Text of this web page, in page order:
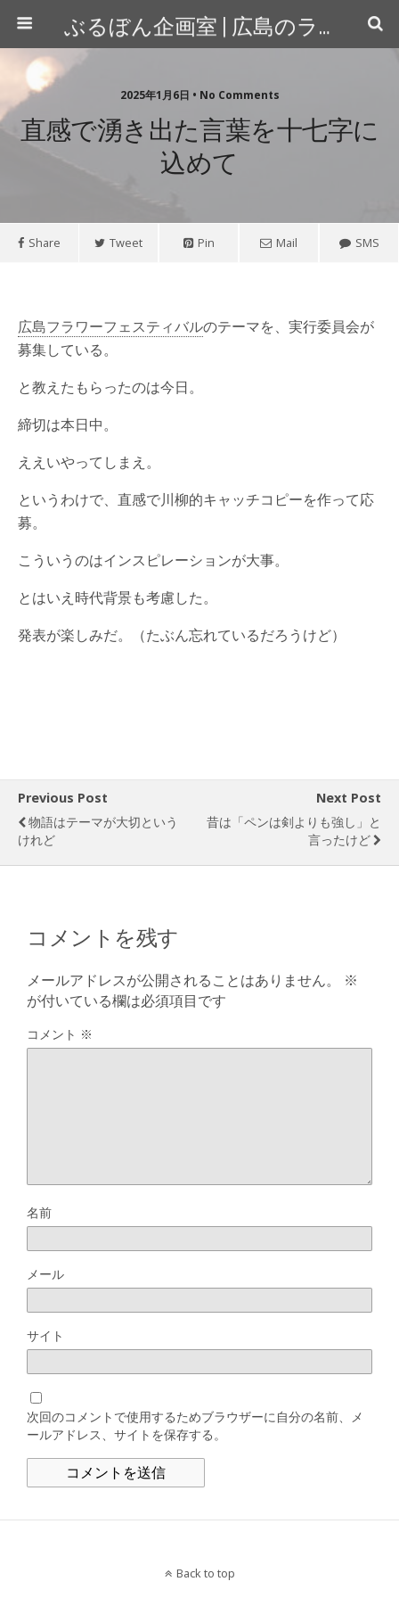
ぶるぼん企画室 | 広島のライター＆カメラマン
2025年1月6日 • No Comments
直感で湧き出た言葉を十七字に
込めて
Share Tweet Pin Mail SMS
広島フラワーフェスティバルのテーマを、実行委員会が
募集している。
と教えたもらったのは今日。
締切は本日中。
ええいやってしまえ。
というわけで、直感で川柳的キャッチコピーを作って応
募。
こういうのはインスピレーションが大事。
とはいえ時代背景も考慮した。
発表が楽しみだ。（たぶん忘れているだろうけど）
Previous Post
物語はテーマが大切という
けれど
Next Post
昔は「ペンは剣よりも強し」と
言ったけど
コメントを残す
メールアドレスが公開されることはありません。
※
が付いている欄は必須項目です
コメント ※
名前
メール
サイト
次回のコメントで使用するためブラウザーに自分の名前、メ
ールアドレス、サイトを保存する。
Back to top